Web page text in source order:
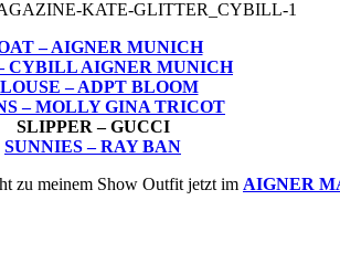
– AIGNER MUNICH
CYBILL AIGNER MUNICH
– ADPT BLOOM
– MOLLY GINA TRICOT
SLIPPER – GUCCI
SUNNIES – RAY BAN
zu meinem Show Outfit jetzt im AIGNER